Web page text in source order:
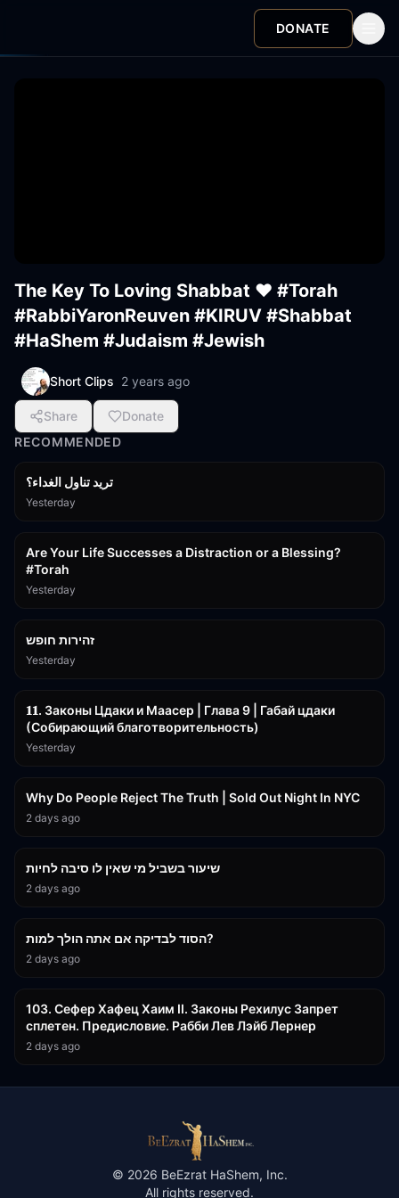
DONATE
The Key To Loving Shabbat ❤️ #Torah
#RabbiYaronReuven #KIRUV #Shabbat
#HaShem #Judaism #Jewish
Short Clips 2 years ago
Share
Donate
RECOMMENDED
تريد تناول الغداء؟
Yesterday
Are Your Life Successes a Distraction or a Blessing?
#Torah
Yesterday
זהירות חופש
Yesterday
𝟏𝟏. Законы Цдаки и Маасер | Глава 9 | Габай цдаки
(Собирающий благотворительность)
Yesterday
Why Do People Reject The Truth | Sold Out Night In NYC
2 days ago
שיעור בשביל מי שאין לו סיבה לחיות
2 days ago
הסוד לבדיקה אם אתה הולך למות?
2 days ago
103. Сефер Хафец Хаим II. Законы Рехилус Запрет
сплетен. Предисловие. Рабби Лев Лэйб Лернер
2 days ago
© 2026 BeEzrat HaShem, Inc.
All rights reserved.